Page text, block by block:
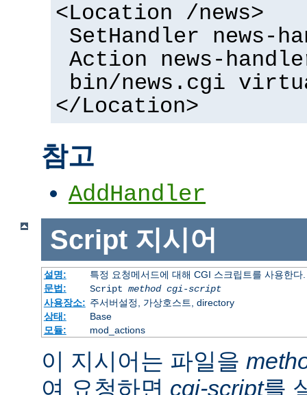
<Location /news>
SetHandler news-
Action news-
bin/news.cgi
</Location>
참고
AddHandler
Script 지시어
설명:
특정 요청메서드에 대해 CGI 스크립트를 사용한다.
문법:
Script method cgi-script
사용장소: 주서버설정, 가상호스트, directory
상태:
Base
모듈:
mod_actions
이 지시어는 파일을
여 요청하면 cgi-script를